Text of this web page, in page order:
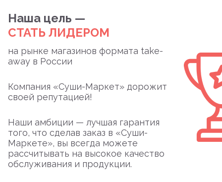
Наша цель —
СТАТЬ ЛИДЕРОМ
на рынке магазинов формата take-
away в России
Компания «Суши-Маркет» дорожит
своей репутацией!
Наши амбиции — лучшая гарантия
того, что сделав заказ в «Суши-
Маркете», вы всегда можете
рассчитывать на высокое качество
обслуживания и продукции.